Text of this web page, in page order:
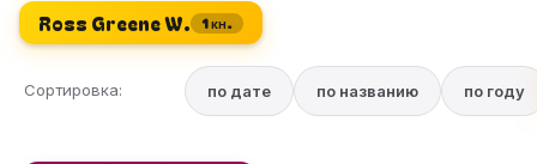
Ross Greene W. 1 кн.
Сортировка: по дате по названию по году